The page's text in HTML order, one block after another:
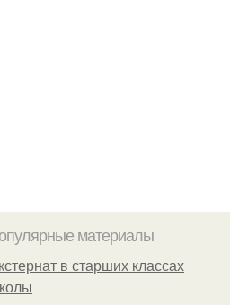
материалы
в старших классах